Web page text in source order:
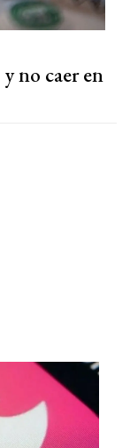
no caer en